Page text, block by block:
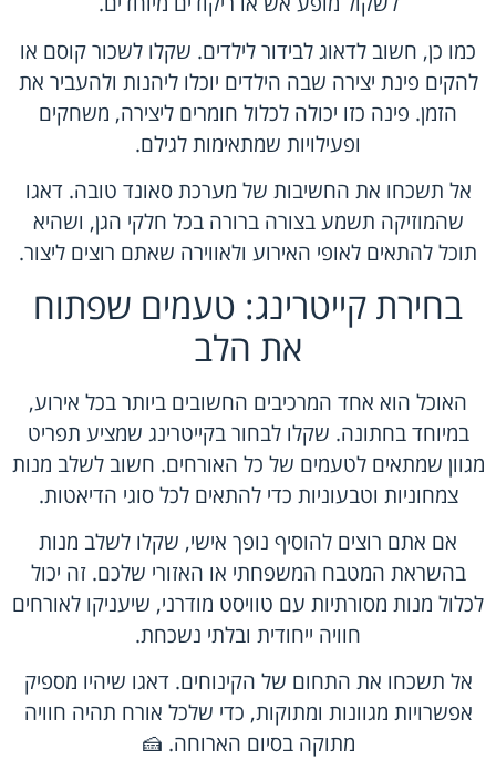
כמו כן, חשוב לדאוג לבידור לילדים. שקלו לשכור קוסם או
להקים פינת יצירה שבה הילדים יוכלו ליהנות ולהעביר את
הזמן. פינה כזו יכולה לכלול חומרים ליצירה, משחקים
ופעילויות שמתאימות לגילם.
אל תשכחו את החשיבות של מערכת סאונד טובה. דאגו
שהמוזיקה תשמע בצורה ברורה בכל חלקי הגן, ושהיא
תוכל להתאים לאופי האירוע ולאווירה שאתם רוצים ליצור.
בחירת קייטרינג: טעמים שפתוח
את הלב
האוכל הוא אחד המרכיבים החשובים ביותר בכל אירוע,
במיוחד בחתונה. שקלו לבחור בקייטרינג שמציע תפריט
מגוון שמתאים לטעמים של כל האורחים. חשוב לשלב מנות
צמחוניות וטבעוניות כדי להתאים לכל סוגי הדיאטות.
אם אתם רוצים להוסיף נופך אישי, שקלו לשלב מנות
בהשראת המטבח המשפחתי או האזורי שלכם. זה יכול
לכלול מנות מסורתיות עם טוויסט מודרני, שיעניקו לאורחים
חוויה ייחודית ובלתי נשכחת.
אל תשכחו את התחום של הקינוחים. דאגו שיהיו מספיק
אפשרויות מגוונות ומתוקות, כדי שלכל אורח תהיה חוויה
מתוקה בסיום הארוחה. 🍰